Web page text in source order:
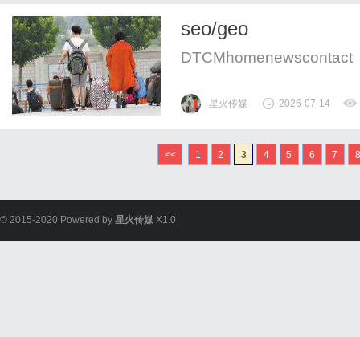
seo/geo
DTCMhomenewscontact
星火传媒 2026-07-14
<< 1 2 3 4 5 6 7 8
© 2015-2020 Powered by 星火传媒 X1.0